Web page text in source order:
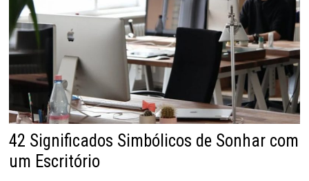
42 Significados Simbólicos de Sonhar com
um Escritório